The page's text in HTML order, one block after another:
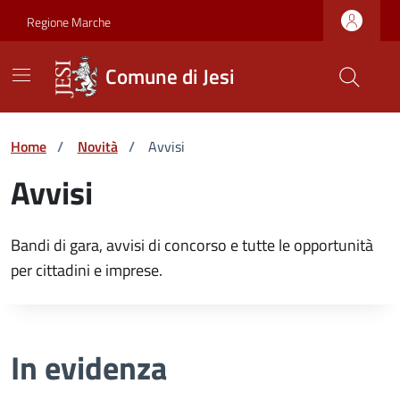
Skip to Main Content
Regione Marche
Comune di Jesi
Home / Novità / Avvisi
Avvisi
Bandi di gara, avvisi di concorso e tutte le opportunità
per cittadini e imprese.
In evidenza